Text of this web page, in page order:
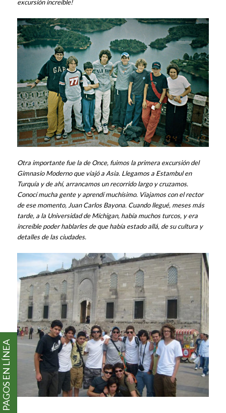
excursión increíble!
Otra importante fue la de Once, fuimos la primera excursión del
Gimnasio Moderno que viajó a Asia. Llegamos a Estambul en
Turquía y de ahí, arrancamos un recorrido largo y cruzamos.
Conocí mucha gente y aprendí muchísimo. Viajamos con el rector
de ese momento, Juan Carlos Bayona. Cuando llegué, meses más
tarde, a la Universidadde Míchigan,había muchos turcos, y era
increíble poder hablarles de que había estado allá, de su cultura y
detalles de las ciudades.
PAGOS EN LÍNEA